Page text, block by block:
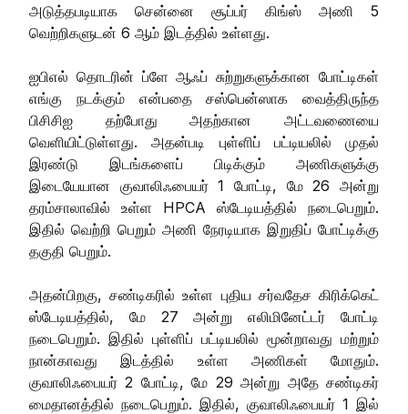
அடுத்தபடியாக சென்னை சூப்பர் கிங்ஸ் அணி 5
வெற்றிகளுடன் 6 ஆம் இடத்தில் உள்ளது.
ஐபிஎல் தொடரின் ப்ளே ஆஃப் சுற்றுகளுக்கான போட்டிகள்
எங்கு நடக்கும் என்பதை சஸ்பென்ஸாக வைத்திருந்த
பிசிசிஐ தற்போது அதற்கான அட்டவணையை
வெளியிட்டுள்ளது. அதன்படி புள்ளிப் பட்டியலில் முதல்
இரண்டு இடங்களைப் பிடிக்கும் அணிகளுக்கு
இடையேயான குவாலிஃபையர் 1 போட்டி, மே 26 அன்று
தரம்சாலாவில் உள்ள HPCA ஸ்டேடியத்தில் நடைபெறும்.
இதில் வெற்றி பெறும் அணி நேரடியாக இறுதிப் போட்டிக்கு
தகுதி பெறும்.
அதன்பிறகு, சண்டிகரில் உள்ள புதிய சர்வதேச கிரிக்கெட்
ஸ்டேடியத்தில், மே 27 அன்று எலிமினேட்டர் போட்டி
நடைபெறும். இதில் புள்ளிப் பட்டியலில் மூன்றாவது மற்றும்
நான்காவது இடத்தில் உள்ள அணிகள் மோதும்.
குவாலிஃபையர் 2 போட்டி, மே 29 அன்று அதே சண்டிகர்
மைதானத்தில் நடைபெறும். இதில், குவாலிஃபையர் 1 இல்